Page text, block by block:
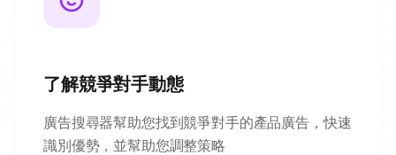
了解競爭對手動態
廣告搜尋器幫助您找到競爭對手的產品廣告，快速
識別優勢，並幫助您調整策略